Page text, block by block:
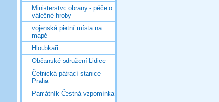
Ministerstvo obrany - péče o
válečné hroby
vojenská pietní místa na
mapě
Hloubkaři
Občanské sdružení Lidice
Četnická pátrací stanice
Praha
Památník Čestná vzpomínka